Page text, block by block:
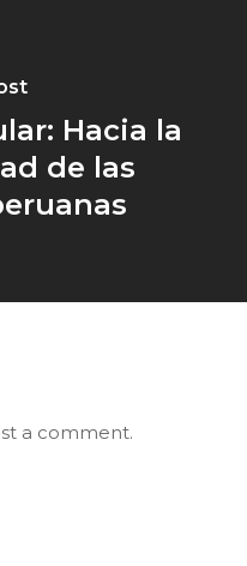
Hacia la
de las
a comment.